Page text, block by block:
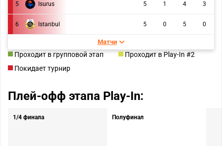
5 Isurus 5 1 4 3
6 Istanbul 5 0 5 0
Матчи
Проходит в групповой этап
Проходит в Play-In #2
Покидает турнир
Плей-офф этапа Play-In:
1/4 финала Полуфинал